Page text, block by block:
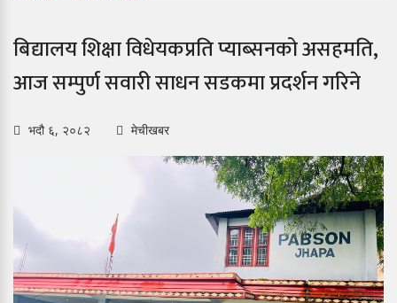
बिद्यालय शिक्षा विधेयकप्रति प्याब्सनको असहमति,
आज सम्पुर्ण सवारी साधन सडकमा प्रदर्शन गरिने
भदौ ६, २०८२ मेचीखबर